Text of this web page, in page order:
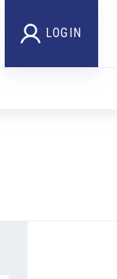
LOGIN